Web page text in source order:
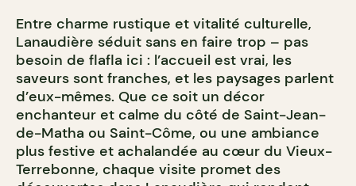
Entre charme rustique et vitalité culturelle,
Lanaudière séduit sans en faire trop – pas
besoin de flafla ici : l’accueil est vrai, les
saveurs sont franches, et les paysages parlent
d’eux-mêmes. Que ce soit un décor
enchanteur et calme du côté de Saint-Jean-
de-Matha ou Saint-Côme, ou une ambiance
plus festive et achalandée au cœur du Vieux-
Terrebonne, chaque visite promet des